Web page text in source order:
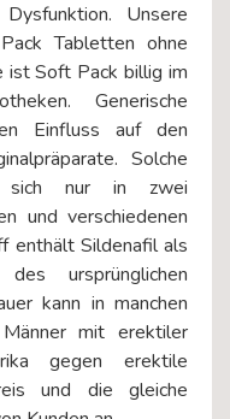
Unsere
Tabletten ohne
ist Soft Pack billig im
Generische
Einfluss auf den
Solche
sich nur in zwei
und verschiedenen
enthält Sildenafil als
ursprünglichen
kann in manchen
mit erektiler
gegen erektile
und die gleiche